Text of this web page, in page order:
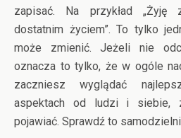
zapisać. Na przykład „Żyję
dostatnim życiem”. To tylko
może zmienić. Jeżeli nie
oznacza to tylko, że w ogóle
zaczniesz wyglądać
aspektach od ludzi i siebie,
pojawiać. Sprawdź to